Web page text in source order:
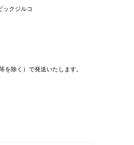
ックジルコ
除く）で発送いたします。